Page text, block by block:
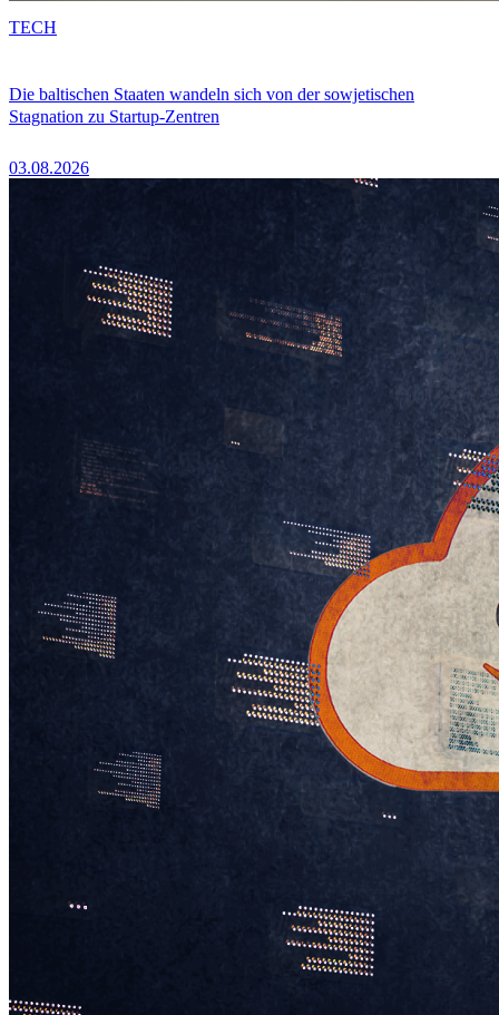
Die baltischen Staaten wandeln sich von der sowjetischen
Stagnation zu Startup-Zentren
03.08.2026
TECH